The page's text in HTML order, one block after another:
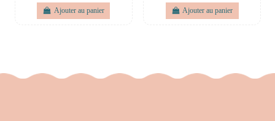
Ajouter au panier Ajouter au panier